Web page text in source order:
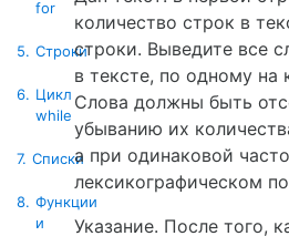
for
5. Строки
6. Цикл
while
7. Списки
8. Функции
и
количество строк в
строки. Выведите все
в тексте, по одному на
Слова должны быть
убыванию их
а при одинаковой
лексикографическом
Указание. После того,